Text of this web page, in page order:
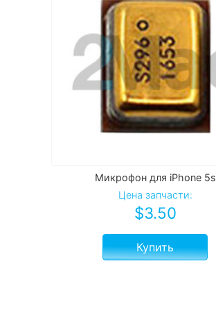
Микрофон для iPhone 5s
Цена запчасти:
$3.50
Купить